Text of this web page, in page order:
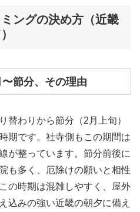
ングの決め方（近畿
節分、その理由
替わりから節分（2月上旬）
期です。社寺側もこの期間は
が整っています。節分前後に
も多く、厄除けの願いと相性
の時期は混雑しやすく、屋外
込みの強い近畿の朝夕に備え